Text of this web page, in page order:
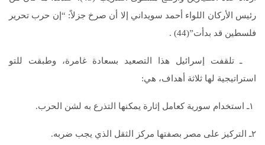
رئيس الأركان اللواء أحمد سويداني إلا أن صرخ جزلاً: “إن حرب تحرير
فلسطين قد بدأت”(44) .
ـ تلقفت إسرائيل هذا التصعيد بسعادة غامرة، وطبقت للتو
استراتيجية لها ثلاثة أهداف، هي:
٢ـ التركيز على مصر بصفتها مركز الثقل الذي يجب ضربه.